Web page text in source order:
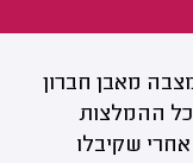
מאבן חברון
ההמלצות
שקיבלו